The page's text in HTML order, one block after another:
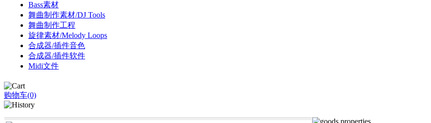
Bass素材
舞曲制作素材/DJ Tools
舞曲制作工程
旋律素材/Melody Loops
合成器/插件音色
合成器/插件软件
Midi文件
购物车(0)